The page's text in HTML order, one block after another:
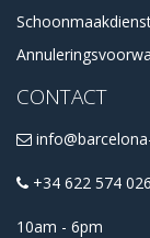
CONTACT
+34 622 574 026
10am - 6pm